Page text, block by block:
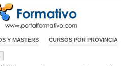
Y MASTERS CURSOS POR PROVINCIA